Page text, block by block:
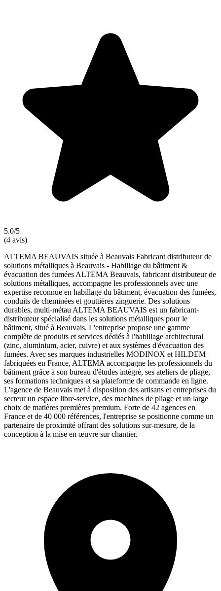
5.0/5
(4 avis)
ALTEMA BEAUVAIS située à Beauvais Fabricant distributeur de
solutions métalliques à Beauvais - Habillage du bâtiment &
évacuation des fumées ALTEMA Beauvais, fabricant distributeur de
solutions métalliques, accompagne les professionnels avec une
expertise reconnue en habillage du bâtiment, évacuation des fumées,
conduits de cheminées et gouttières zinguerie. Des solutions
durables, multi-métau ALTEMA BEAUVAIS est un fabricant-
distributeur spécialisé dans les solutions métalliques pour le
bâtiment, situé à Beauvais. L'entreprise propose une gamme
complète de produits et services dédiés à l'habillage architectural
(zinc, aluminium, acier, cuivre) et aux systèmes d'évacuation des
fumées. Avec ses marques industrielles MODINOX et HILDEM
fabriquées en France, ALTEMA accompagne les professionnels du
bâtiment grâce à son bureau d'études intégré, ses ateliers de pliage,
ses formations techniques et sa plateforme de commande en ligne.
L'agence de Beauvais met à disposition des artisans et entreprises du
secteur un espace libre-service, des machines de pliage et un large
choix de matières premières premium. Forte de 42 agences en
France et de 40 000 références, l'entreprise se positionne comme un
partenaire de proximité offrant des solutions sur-mesure, de la
conception à la mise en œuvre sur chantier.